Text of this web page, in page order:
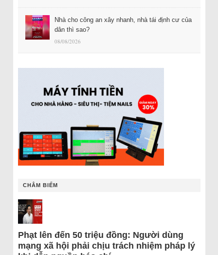
Nhà cho công an xây nhanh, nhà tái định cư của
dân thì sao?
08/08/2026
CHÂM BIẾM
Phạt lên đến 50 triệu đồng: Người dùng
mạng xã hội phải chịu trách nhiệm pháp lý